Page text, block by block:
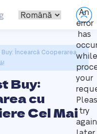
An
error
has
while
your
try
again
Încearcă Cooperarea
Buy:
cu
Cel Mai